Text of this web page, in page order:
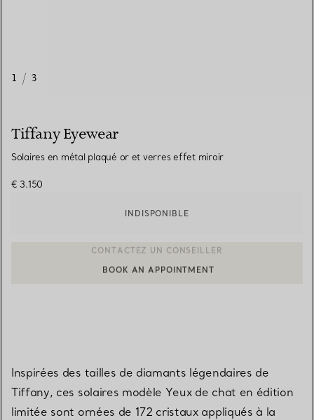
1 / 3
Tiffany Eyewear
Solaires en métal plaqué or et verres effet miroir
€ 3.150
INDISPONIBLE
CONTACTER UN CONSEILLER CLIENT OU PRENDRE RENDEZ-
Inspirées des tailles de diamants légendaires de
Tiffany, ces solaires modèle Yeux de chat en édition
limitée sont ornées de 172 cristaux appliqués à la